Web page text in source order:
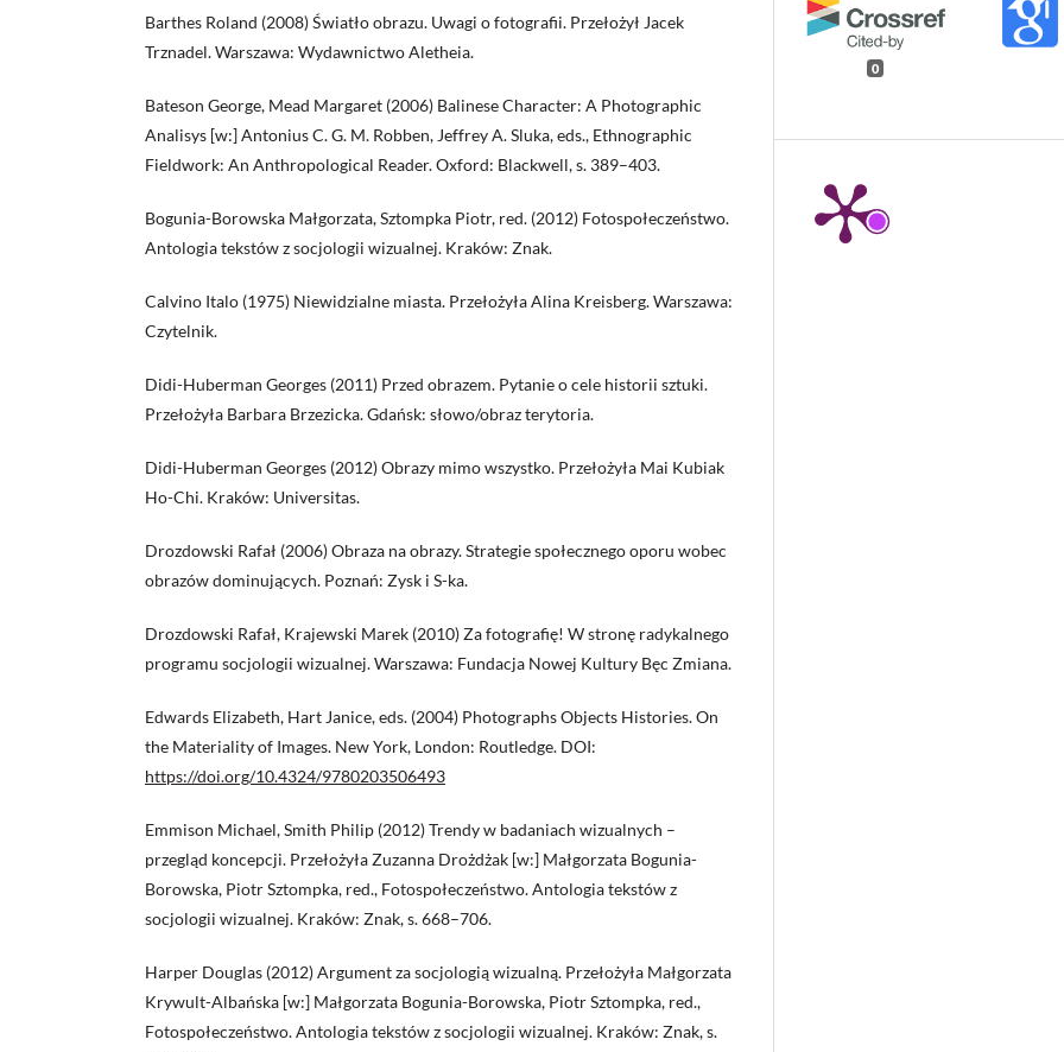
Barthes Roland (2008) Światło obrazu. Uwagi o fotografii. Przełożył Jacek
Trznadel. Warszawa: Wydawnictwo Aletheia.
Bateson George, Mead Margaret (2006) Balinese Character: A Photographic
Analisys [w:] Antonius C. G. M. Robben, Jeffrey A. Sluka, eds., Ethnographic
Fieldwork: An Anthropological Reader. Oxford: Blackwell, s. 389–403.
Bogunia-Borowska Małgorzata, Sztompka Piotr, red. (2012) Fotospołeczeństwo.
Antologia tekstów z socjologii wizualnej. Kraków: Znak.
Calvino Italo (1975) Niewidzialne miasta. Przełożyła Alina Kreisberg. Warszawa:
Czytelnik.
Didi-Huberman Georges (2011) Przed obrazem. Pytanie o cele historii sztuki.
Przełożyła Barbara Brzezicka. Gdańsk: słowo/obraz terytoria.
Didi-Huberman Georges (2012) Obrazy mimo wszystko. Przełożyła Mai Kubiak
Ho-Chi. Kraków: Universitas.
Drozdowski Rafał (2006) Obraza na obrazy. Strategie społecznego oporu wobec
obrazów dominujących. Poznań: Zysk i S-ka.
Drozdowski Rafał, Krajewski Marek (2010) Za fotografię! W stronę radykalnego
programu socjologii wizualnej. Warszawa: Fundacja Nowej Kultury Bęc Zmiana.
Edwards Elizabeth, Hart Janice, eds. (2004) Photographs Objects Histories. On
the Materiality of Images. New York, London: Routledge. DOI:
https://doi.org/10.4324/9780203506493
Emmison Michael, Smith Philip (2012) Trendy w badaniach wizualnych –
przegląd koncepcji. Przełożyła Zuzanna Drożdżak [w:] Małgorzata Bogunia-
Borowska, Piotr Sztompka, red., Fotospołeczeństwo. Antologia tekstów z
socjologii wizualnej. Kraków: Znak, s. 668–706.
Harper Douglas (2012) Argument za socjologią wizualną. Przełożyła Małgorzata
Krywult-Albańska [w:] Małgorzata Bogunia-Borowska, Piotr Sztompka, red.,
Fotospołeczeństwo. Antologia tekstów z socjologii wizualnej. Kraków: Znak, s.
0